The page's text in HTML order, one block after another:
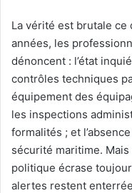
La vérité est brutale
années, les
dénoncent : l’état
contrôles techniques
équipement des
les inspections
formalités ; et
sécurité maritime. Mais
politique écrase
alertes restent